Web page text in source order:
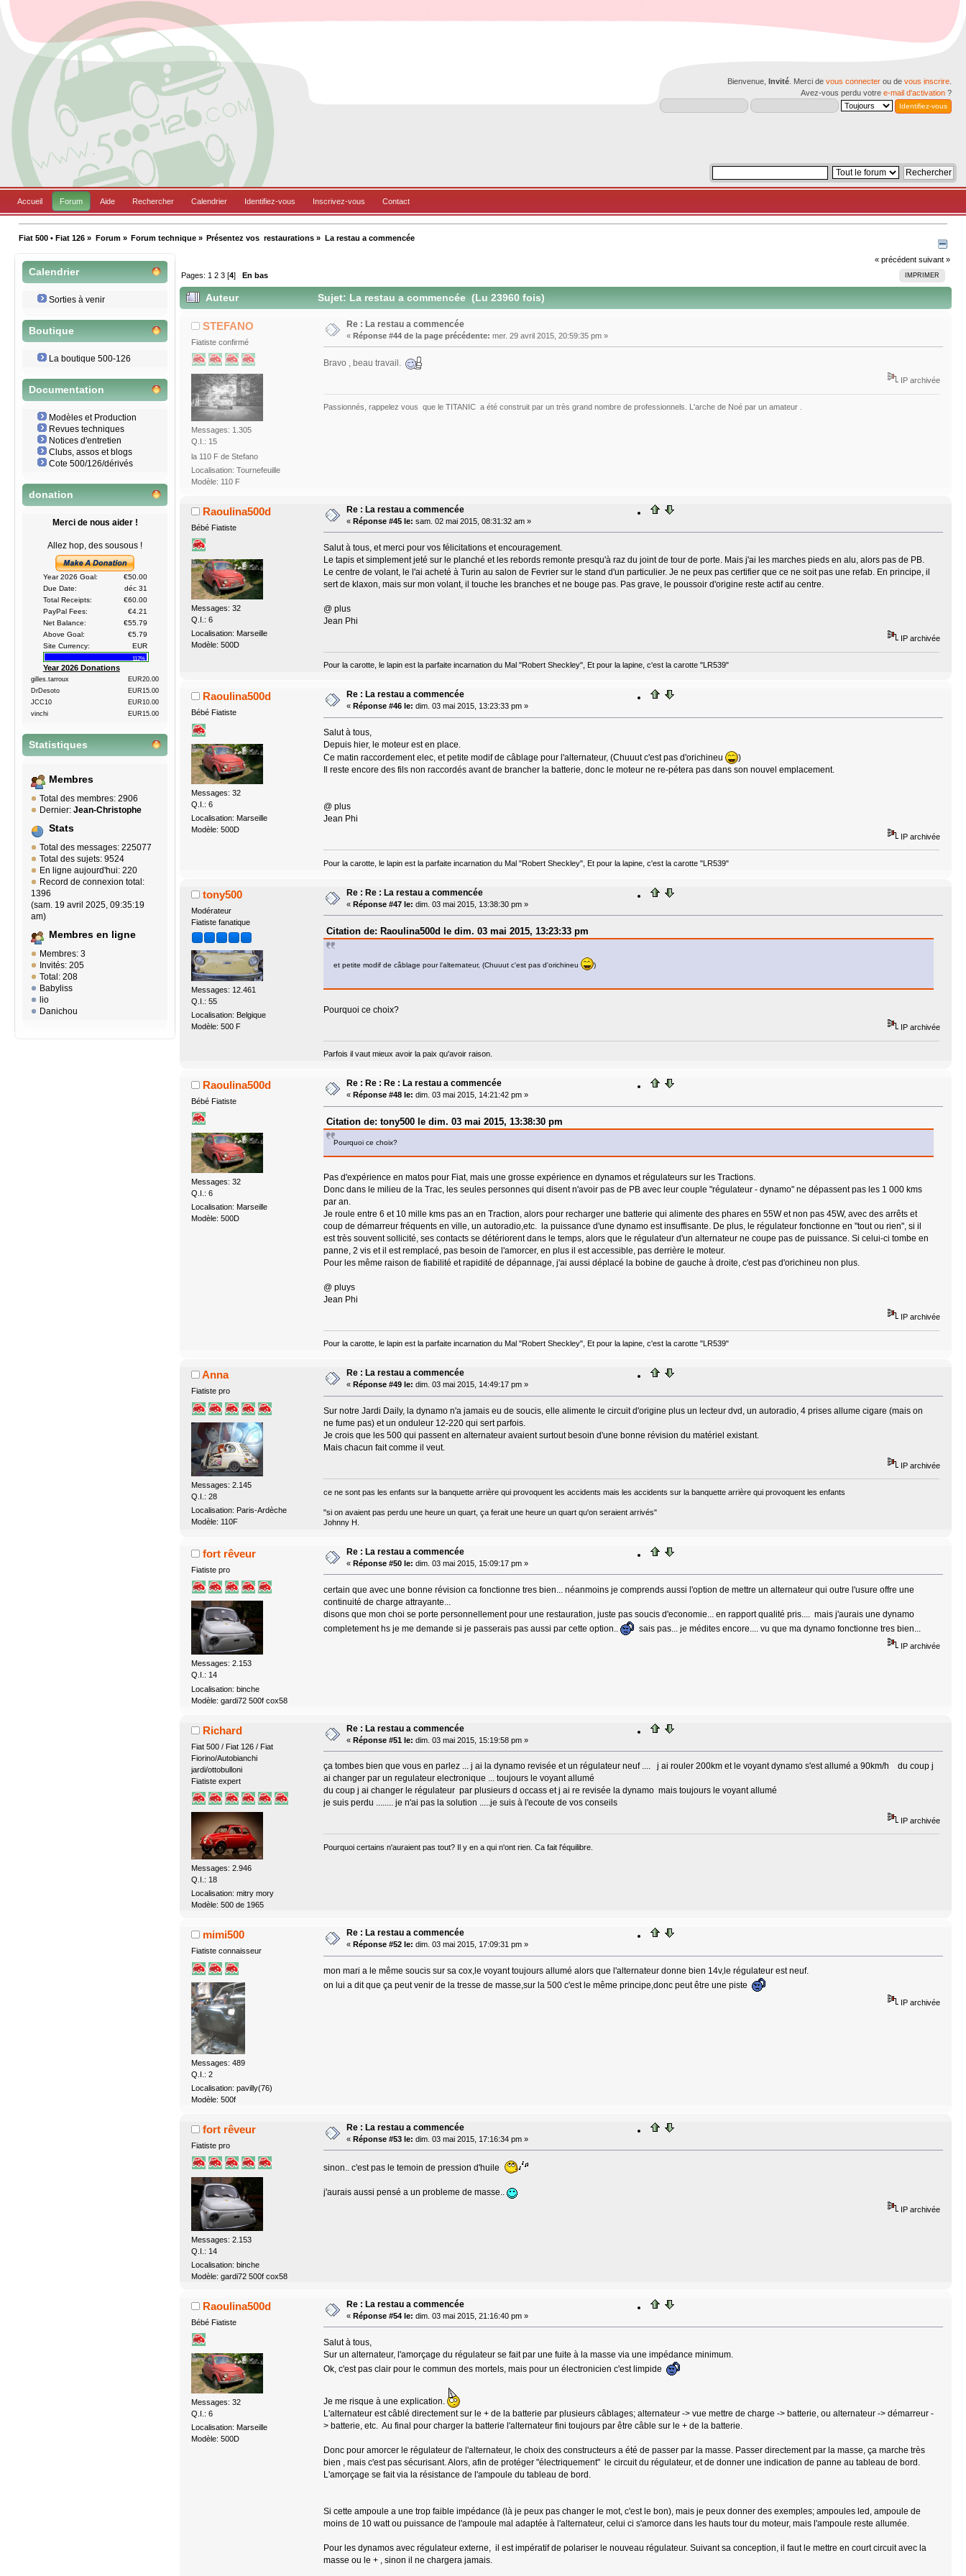
Bienvenue, Invité . Merci de vous connecter ou de vous inscrire
Avez-vous perdu votre e-mail d'activation ?
Accueil Forum Aide Rechercher Calendrier Identifiez-vous Inscrivez-vous Contact
Fiat 500 • Fiat 126 » Forum» Forum technique» Présentez vos  restaurations » La restau a commencée
Calendrier
Sorties à venir
Boutique
La boutique 500-126
Documentation
Modèles et Production
Revues techniques
Notices d'entretien
Clubs, assos et blogs
Cote 500/126/dérivés
donation
Merci de nous aider !
Allez hop, des sousous !
Year 2026 Goal:
€50.00
Due Date:
déc 31
Total Receipts:
€60.00
PayPal Fees:
€4.21
Net Balance:
€55.79
Above Goal:
€5.79
Site Currency:
EUR
112%
Year 2026 Donations
gilles.tarroux
EUR20.00
DrDesoto
EUR15.00
JCC10
EUR10.00
vinchi
EUR15.00
Statistiques
Membres
Total des membres: 2906
Dernier: Jean-Christophe
Stats
Total des messages: 225077
Total des sujets: 9524
En ligne aujourd'hui: 220
Record de connexion total:
1396
(sam. 19 avril 2025, 09:35:19
am)
Membres en ligne
Membres: 3
Invités: 205
Total: 208
Babyliss
lio
Danichou
« précédent suivant »
IMPRIMER
Pages: 1 2 3 [4] En bas
Auteur Sujet: La restau a commencée (Lu 23960 fois)
STEFANO
Fiatiste confirmé
Messages: 1.305
Q.I.: 15
la 110 F de Stefano
Localisation: Tournefeuille
Modèle: 110 F
Re : La restau a commencée
« Réponse #44 de la page précédente: mer. 29 avril 2015, 20:59:35 pm »
Bravo , beau travail.
IP archivée
Passionnés, rappelez vous que le TITANIC a été construit par un très grand nombre de professionnels. L'arche de Noé par un amateur .
Raoulina500d
Bébé Fiatiste
Messages: 32
Q.I.: 6
Localisation: Marseille
Modèle: 500D
Re : La restau a commencée
« Réponse #45 le: sam. 02 mai 2015, 08:31:32 am »
Salut à tous, et merci pour vos félicitations et encouragement.
Le tapis et simplement jeté sur le planché et les rebords remonte presqu'à raz du joint de tour de porte. Mais j'ai les marches pieds en alu, alors pas de PB.
Le centre de volant, le l'ai acheté à Turin au salon de Fevrier sur le stand d'un particulier. Je ne peux pas certifier que ce ne soit pas une refab. En principe, il
sert de klaxon, mais sur mon volant, il touche les branches et ne bouge pas. Pas grave, le poussoir d'origine reste actif au centre.
@ plus
Jean Phi
IP archivée
Pour la carotte, le lapin est la parfaite incarnation du Mal "Robert Sheckley", Et pour la lapine, c'est la carotte "LR539"
Raoulina500d
Bébé Fiatiste
Messages: 32
Q.I.: 6
Localisation: Marseille
Modèle: 500D
Re : La restau a commencée
« Réponse #46 le: dim. 03 mai 2015, 13:23:33 pm »
Salut à tous,
Depuis hier, le moteur est en place.
Ce matin raccordement elec, et petite modif de câblage pour l'alternateur, (Chuuut c'est pas d'orichineu
)
Il reste encore des fils non raccordés avant de brancher la batterie, donc le moteur ne re-pétera pas dans son nouvel emplacement.
@ plus
Jean Phi
IP archivée
Pour la carotte, le lapin est la parfaite incarnation du Mal "Robert Sheckley", Et pour la lapine, c'est la carotte "LR539"
tony500
Modérateur
Fiatiste fanatique
Messages: 12.461
Q.I.: 55
Localisation: Belgique
Modèle: 500 F
Re : Re : La restau a commencée
« Réponse #47 le: dim. 03 mai 2015, 13:38:30 pm »
Citation de: Raoulina500d le dim. 03 mai 2015, 13:23:33 pm
et petite modif de câblage pour l'alternateur, (Chuuut c'est pas d'orichineu )
Pourquoi ce choix?
IP archivée
Parfois il vaut mieux avoir la paix qu'avoir raison.
Raoulina500d
Bébé Fiatiste
Messages: 32
Q.I.: 6
Localisation: Marseille
Modèle: 500D
Re : Re : Re : La restau a commencée
« Réponse #48 le: dim. 03 mai 2015, 14:21:42 pm »
Citation de: tony500 le dim. 03 mai 2015, 13:38:30 pm
Pourquoi ce choix?
Pas d'expérience en matos pour Fiat, mais une grosse expérience en dynamos et régulateurs sur les Tractions.
Donc dans le milieu de la Trac, les seules personnes qui disent n'avoir pas de PB avec leur couple "régulateur - dynamo" ne dépassent pas les 1 000 kms
par an.
Je roule entre 6 et 10 mille kms pas an en Traction, alors pour recharger une batterie qui alimente des phares en 55W et non pas 45W, avec des arrêts et
coup de démarreur fréquents en ville, un autoradio,etc. la puissance d'une dynamo est insuffisante. De plus, le régulateur fonctionne en "tout ou rien", si il
est très souvent sollicité, ses contacts se détériorent dans le temps, alors que le régulateur d'un alternateur ne coupe pas de puissance. Si celui-ci tombe en
panne, 2 vis et il est remplacé, pas besoin de l'amorcer, en plus il est accessible, pas derrière le moteur.
Pour les même raison de fiabilité et rapidité de dépannage, j'ai aussi déplacé la bobine de gauche à droite, c'est pas d'orichineu non plus.
@ pluys
Jean Phi
IP archivée
Pour la carotte, le lapin est la parfaite incarnation du Mal "Robert Sheckley", Et pour la lapine, c'est la carotte "LR539"
Anna
Fiatiste pro
Messages: 2.145
Q.I.: 28
Localisation: Paris-Ardèche
Modèle: 110F
Re : La restau a commencée
« Réponse #49 le: dim. 03 mai 2015, 14:49:17 pm »
Sur notre Jardi Daily, la dynamo n'a jamais eu de soucis, elle alimente le circuit d'origine plus un lecteur dvd, un autoradio, 4 prises allume cigare (mais on
ne fume pas) et un onduleur 12-220 qui sert parfois.
Je crois que les 500 qui passent en alternateur avaient surtout besoin d'une bonne révision du matériel existant.
Mais chacun fait comme il veut.
IP archivée
ce ne sont pas les enfants sur la banquette arrière qui provoquent les accidents mais les accidents sur la banquette arrière qui provoquent les enfants
"si on avaient pas perdu une heure un quart, ça ferait une heure un quart qu'on seraient arrivés"
Johnny H.
fort rêveur
Fiatiste pro
Messages: 2.153
Q.I.: 14
Localisation: binche
Modèle: gardi72 500f cox58
Re : La restau a commencée
« Réponse #50 le: dim. 03 mai 2015, 15:09:17 pm »
certain que avec une bonne révision ca fonctionne tres bien... néanmoins je comprends aussi l'option de mettre un alternateur qui outre l'usure offre une
continuité de charge attrayante...
disons que mon choi se porte personnellement pour une restauration, juste pas soucis d'economie... en rapport qualité pris.... mais j'aurais une dynamo
completement hs je me demande si je passerais pas aussi par cette option..
sais pas... je médites encore.... vu que ma dynamo fonctionne tres bien...
IP archivée
Richard
Fiat 500 / Fiat 126 / Fiat
Fiorino/Autobianchi
jardi/ottobulloni
Fiatiste expert
Messages: 2.946
Q.I.: 18
Localisation: mitry mory
Modèle: 500 de 1965
Re : La restau a commencée
« Réponse #51 le: dim. 03 mai 2015, 15:19:58 pm »
ça tombes bien que vous en parlez ... j ai la dynamo revisée et un régulateur neuf .... j ai rouler 200km et le voyant dynamo s'est allumé a 90km/h du coup j
ai changer par un regulateur electronique ... toujours le voyant allumé
du coup j ai changer le régulateur par plusieurs d occass et j ai re revisée la dynamo mais toujours le voyant allumé
je suis perdu ........ je n'ai pas la solution .....je suis à l'ecoute de vos conseils
IP archivée
Pourquoi certains n'auraient pas tout? Il y en a qui n'ont rien. Ca fait l'équilibre.
mimi500
Fiatiste connaisseur
Messages: 489
Q.I.: 2
Localisation: pavilly(76)
Modèle: 500f
Re : La restau a commencée
« Réponse #52 le: dim. 03 mai 2015, 17:09:31 pm »
mon mari a le même soucis sur sa cox,le voyant toujours allumé alors que l'alternateur donne bien 14v,le régulateur est neuf.
on lui a dit que ça peut venir de la tresse de masse,sur la 500 c'est le même principe,donc peut être une piste
IP archivée
fort rêveur
Fiatiste pro
Messages: 2.153
Q.I.: 14
Localisation: binche
Modèle: gardi72 500f cox58
Re : La restau a commencée
« Réponse #53 le: dim. 03 mai 2015, 17:16:34 pm »
sinon.. c'est pas le temoin de pression d'huile
j'aurais aussi pensé a un probleme de masse..
IP archivée
Raoulina500d
Bébé Fiatiste
Messages: 32
Q.I.: 6
Localisation: Marseille
Modèle: 500D
Re : La restau a commencée
« Réponse #54 le: dim. 03 mai 2015, 21:16:40 pm »
Salut à tous,
Sur un alternateur, l'amorçage du régulateur se fait par une fuite à la masse via une impédance minimum.
Ok, c'est pas clair pour le commun des mortels, mais pour un électronicien c'est limpide
Je me risque à une explication.
L'alternateur est câblé directement sur le + de la batterie par plusieurs câblages; alternateur -> vue mettre de charge -> batterie, ou alternateur -> démarreur -
> batterie, etc. Au final pour charger la batterie l'alternateur fini toujours par être câble sur le + de la batterie.
Donc pour amorcer le régulateur de l'alternateur, le choix des constructeurs a été de passer par la masse. Passer directement par la masse, ça marche très
bien , mais c'est pas sécurisant. Alors, afin de protéger "électriquement" le circuit du régulateur, et de donner une indication de panne au tableau de bord.
L'amorçage se fait via la résistance de l'ampoule du tableau de bord.
Si cette ampoule a une trop faible impédance (là je peux pas changer le mot, c'est le bon), mais je peux donner des exemples; ampoules led, ampoule de
moins de 10 watt ou puissance de l'ampoule mal adaptée à l'alternateur, celui ci s'amorce dans les hauts tour du moteur, mais l'ampoule reste allumée.
Pour les dynamos avec régulateur externe, il est impératif de polariser le nouveau régulateur. Suivant sa conception, il faut le mettre en court circuit avec la
masse ou le + , sinon il ne chargera jamais.